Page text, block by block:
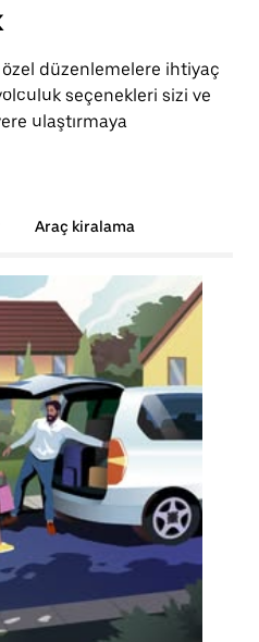
düzenlemelere ihtiyaç
seçenekleri sizi ve
ulaştırmaya
Araç kiralama